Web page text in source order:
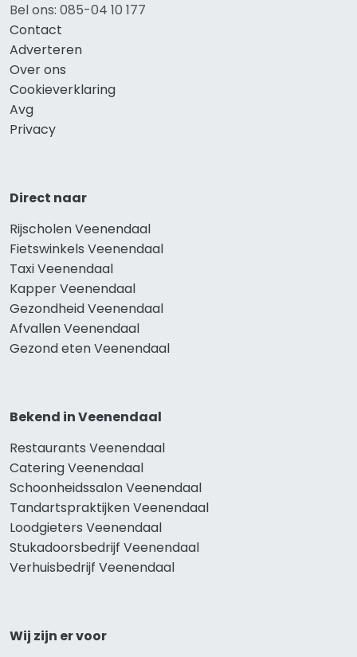
Bel ons: 085-04 10 177
Contact
Adverteren
Over ons
Cookieverklaring
Avg
Privacy
Direct naar
Rijscholen Veenendaal
Fietswinkels Veenendaal
Taxi Veenendaal
Kapper Veenendaal
Gezondheid Veenendaal
Afvallen Veenendaal
Gezond eten Veenendaal
Bekend in Veenendaal
Restaurants Veenendaal
Catering Veenendaal
Schoonheidssalon Veenendaal
Tandartspraktijken Veenendaal
Loodgieters Veenendaal
Stukadoorsbedrijf Veenendaal
Verhuisbedrijf Veenendaal
Wij zijn er voor